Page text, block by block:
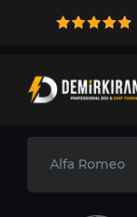
Alfa Romeo